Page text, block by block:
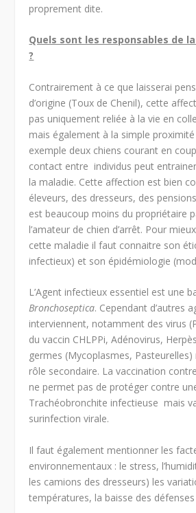
proprement dite.
Quels sont les responsables de
?
Contrairement à ce que laisserai
d’origine (Toux de Chenil), cette
pas uniquement reliée à la vie en
mais également à la simple
exemple deux chiens courant en
contact entre individus peut
la maladie. Cette affection est bien
éleveurs, des dresseurs, des
est beaucoup moins du propriétaire
l’amateur de chien d’arrêt. Pour
cette maladie il faut connaitre son
infectieux) et son épidémiologie
L’Agent infectieux essentiel est une
Bronchoseptica. Cependant d’autres
interviennent, notamment des virus
du vaccin CHLPPi, Adénovirus,
germes (Mycoplasmes,
rôle secondaire. La vaccination
ne permet pas de protéger contre
Trachéobronchite infectieuse mais
surinfection virale.
Il faut également mentionner les
environnementaux : le stress,
les camions des dresseurs) les
températures, la baisse des